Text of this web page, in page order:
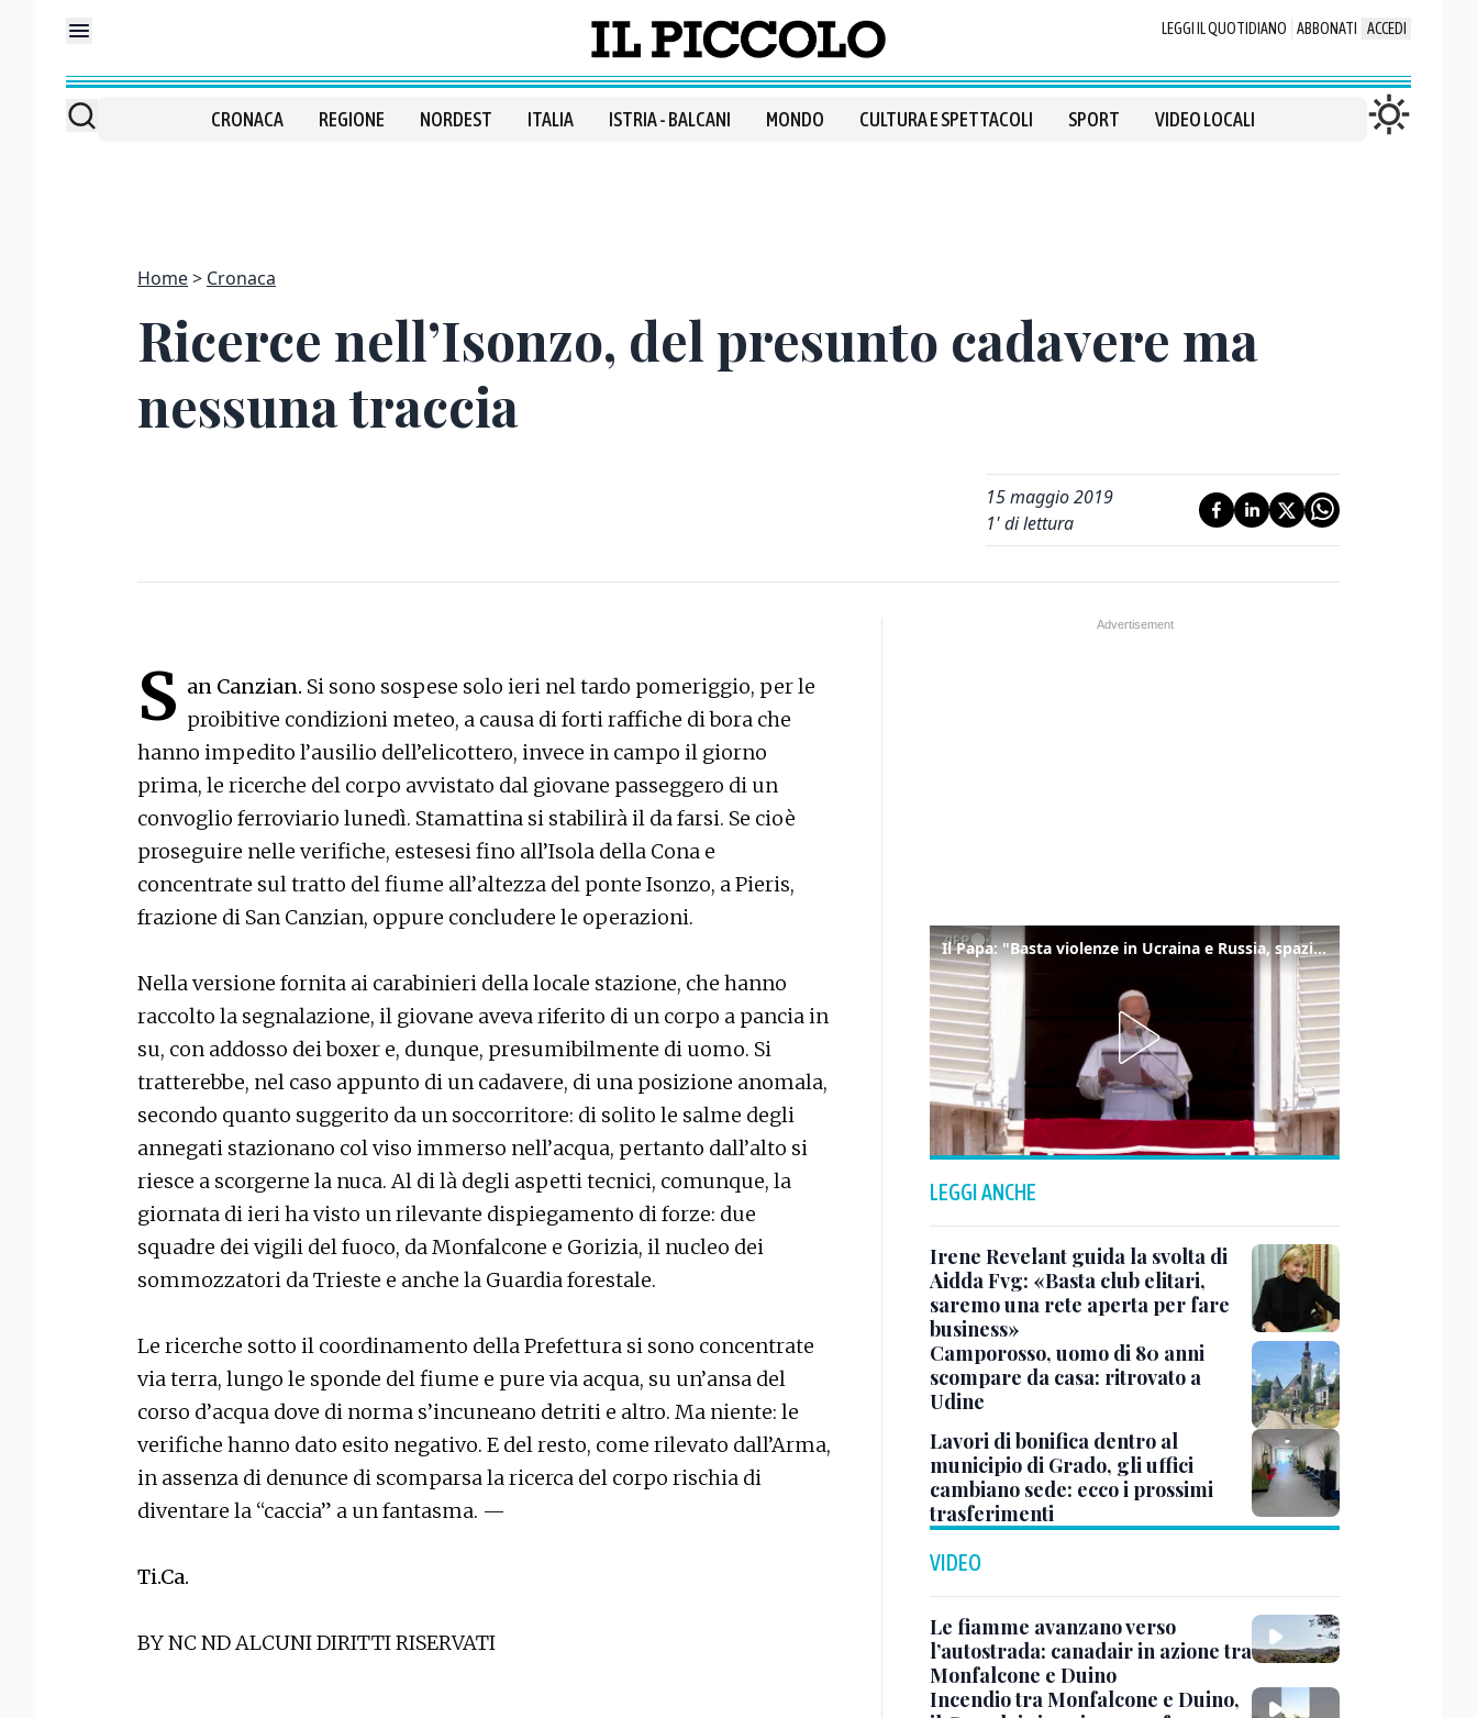
LEGGI IL QUOTIDIANO ABBONATI ACCEDI
CRONACA REGIONE NORDEST ITALIA ISTRIA - BALCANI MONDO CULTURA E SPETTACOLI SPORT VIDEO LOCALI
Home Cronaca
Ricerce nell’Isonzo, del presunto cadavere ma
nessuna traccia
15 maggio 2019
1' di lettura
S an Canzian. Si sono sospese solo ieri nel tardo pomeriggio, per le
proibitive condizioni meteo, a causa di forti raffiche di bora che
hanno impedito l’ausilio dell’elicottero, invece in campo il giorno
prima, le ricerche del corpo avvistato dal giovane passeggero di un
convoglio ferroviario lunedì. Stamattina si stabilirà il da farsi. Se cioè
proseguire nelle verifiche, estesesi fino all’Isola della Cona e
concentrate sul tratto del fiume all’altezza del ponte Isonzo, a Pieris,
frazione di San Canzian, oppure concludere le operazioni.
Nella versione fornita ai carabinieri della locale stazione, che hanno
raccolto la segnalazione, il giovane aveva riferito di un corpo a pancia in
su, con addosso dei boxer e, dunque, presumibilmente di uomo. Si
tratterebbe, nel caso appunto di un cadavere, di una posizione anomala,
secondo quanto suggerito da un soccorritore: di solito le salme degli
annegati stazionano col viso immerso nell’acqua, pertanto dall’alto si
riesce a scorgerne la nuca. Al di là degli aspetti tecnici, comunque, la
giornata di ieri ha visto un rilevante dispiegamento di forze: due
squadre dei vigili del fuoco, da Monfalcone e Gorizia, il nucleo dei
sommozzatori da Trieste e anche la Guardia forestale.
Le ricerche sotto il coordinamento della Prefettura si sono concentrate
via terra, lungo le sponde del fiume e pure via acqua, su un’ansa del
corso d’acqua dove di norma s’incuneano detriti e altro. Ma niente: le
verifiche hanno dato esito negativo. E del resto, come rilevato dall’Arma,
in assenza di denunce di scomparsa la ricerca del corpo rischia di
diventare la “caccia” a un fantasma. —
Ti.Ca.
BY NC ND ALCUNI DIRITTI RISERVATI
Il Papa: "Basta violenze in Ucraina e Russia, spazio a diplomazia"
LEGGI ANCHE
Irene Revelant guida la svolta di
Aidda Fvg: «Basta club elitari,
saremo una rete aperta per fare
business»
Camporosso, uomo di 80 anni
scompare da casa: ritrovato a
Udine
Lavori di bonifica dentro al
municipio di Grado, gli uffici
cambiano sede: ecco i prossimi
trasferimenti
VIDEO
Le fiamme avanzano verso
l’autostrada: canadair in azione tra
Monfalcone e Duino
Incendio tra Monfalcone e Duino,